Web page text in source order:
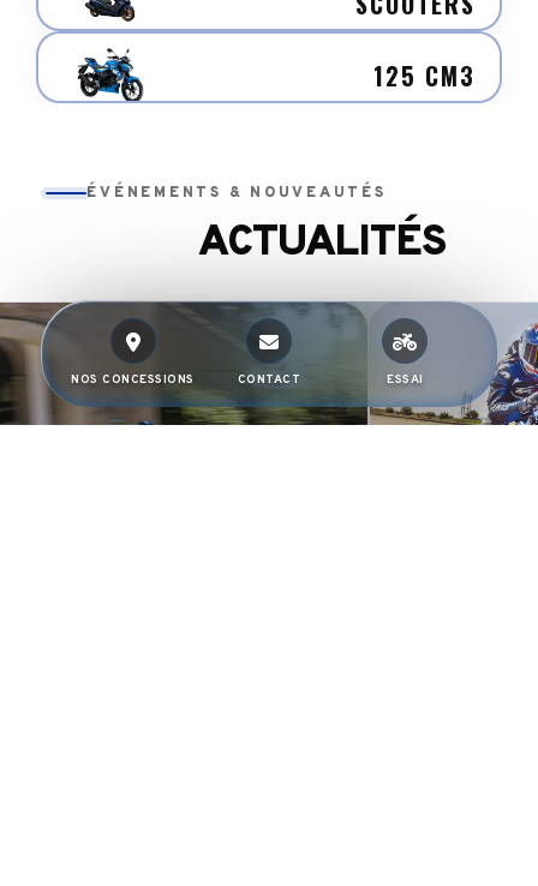
125 CM3
ÉVÉNEMENTS & NOUVEAUTÉS
ACTUALITÉS
NOS CONCESSIONS CONTACT ESSAI